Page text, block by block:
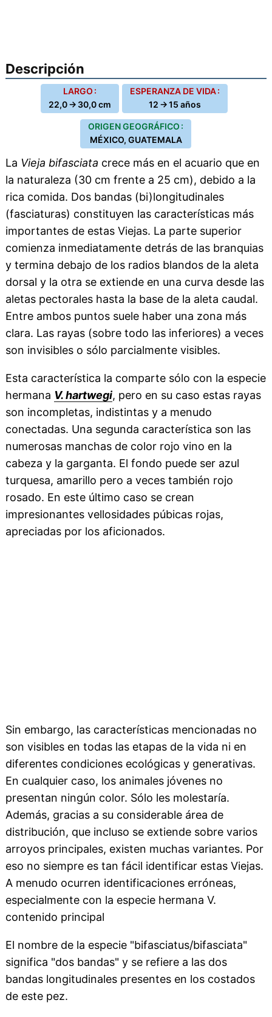
Descripción
LARGO :
22,0 → 30,0 cm
ESPERANZA DE VIDA :
12 → 15 años
ORIGEN GEOGRÁFICO :
MÉXICO, GUATEMALA
La Vieja bifasciata crece más en el acuario que en
la naturaleza (30 cm frente a 25 cm), debido a la
rica comida. Dos bandas (bi)longitudinales
(fasciaturas) constituyen las características más
importantes de estas Viejas. La parte superior
comienza inmediatamente detrás de las branquias
y termina debajo de los radios blandos de la aleta
dorsal y la otra se extiende en una curva desde las
aletas pectorales hasta la base de la aleta caudal.
Entre ambos puntos suele haber una zona más
clara. Las rayas (sobre todo las inferiores) a veces
son invisibles o sólo parcialmente visibles.
Esta característica la comparte sólo con la especie
hermana V. hartwegi, pero en su caso estas rayas
son incompletas, indistintas y a menudo
conectadas. Una segunda característica son las
numerosas manchas de color rojo vino en la
cabeza y la garganta. El fondo puede ser azul
turquesa, amarillo pero a veces también rojo
rosado. En este último caso se crean
impresionantes vellosidades púbicas rojas,
apreciadas por los aficionados.
Sin embargo, las características mencionadas no
son visibles en todas las etapas de la vida ni en
diferentes condiciones ecológicas y generativas.
En cualquier caso, los animales jóvenes no
presentan ningún color. Sólo les molestaría.
Además, gracias a su considerable área de
distribución, que incluso se extiende sobre varios
arroyos principales, existen muchas variantes. Por
eso no siempre es tan fácil identificar estas Viejas.
A menudo ocurren identificaciones erróneas,
especialmente con la especie hermana V.
contenido principal
El nombre de la especie "bifasciatus/bifasciata"
significa "dos bandas" y se refiere a las dos
bandas longitudinales presentes en los costados
de este pez.